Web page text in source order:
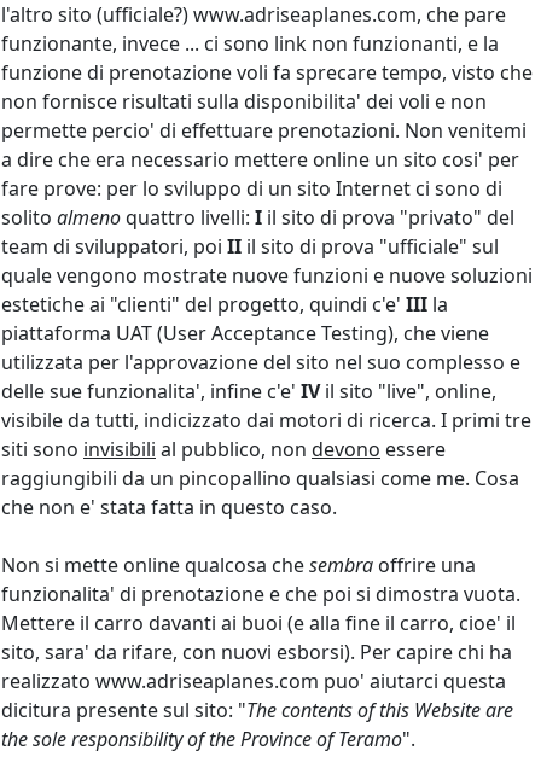
l'altro sito (ufficiale?) www.adriseaplanes.com, che pare
funzionante, invece ... ci sono link non funzionanti, e la
funzione di prenotazione voli fa sprecare tempo, visto che
non fornisce risultati sulla disponibilita' dei voli e non
permette percio' di effettuare prenotazioni. Non venitemi
a dire che era necessario mettere online un sito cosi' per
fare prove: per lo sviluppo di un sito Internet ci sono di
solito almenoquattro livelli: I il sito di prova "privato" del
team di sviluppatori, poi II il sito di prova "ufficiale" sul
quale vengono mostrate nuove funzioni e nuove soluzioni
estetiche ai "clienti" del progetto, quindi c'e' III la
piattaforma UAT (User Acceptance Testing), che viene
utilizzata per l'approvazione del sito nel suo complesso e
delle sue funzionalita', infine c'e' IVil sito "live", online,
visibile da tutti, indicizzato dai motori di ricerca. I primi tre
siti sono invisibili al pubblico, non devono essere
raggiungibili da un pincopallino qualsiasi come me. Cosa
che non e' stata fatta in questo caso.
Non si mette online qualcosa chesembra offrire una
funzionalita' di prenotazione e che poi si dimostra vuota.
Mettere il carro davanti ai buoi (e alla fine il carro, cioe' il
sito, sara' da rifare, con nuovi esborsi). Per capire chi ha
realizzato www.adriseaplanes.com puo' aiutarci questa
dicitura presente sul sito: "The contents of this Website are
the sole responsibility of the Province of Teramo".